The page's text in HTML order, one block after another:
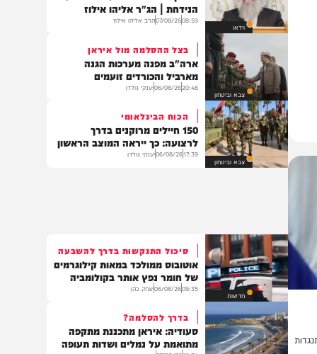
צפו ותחי נפשכם
ורחמך: ביאור נפלא על פרשת עיר
הנידחת | הג"ר אליהו אילוז
08:59
07/08/26הרב אליהו אילוז
צבא וביטחון
בצל ההסלמה מול איראן
ארה"ב מפנה מערכות הגנה
מארביל והכורדים זועמים
20:48
06/08/26יענקי גולדן
הכוח הבינלאומי
150 חיילים מרוקנים בדרך
חדשות
סיכול התנקשות בדרך להשבעה
אוטובוס ממולכד במאות קילוגרמים
של חומר נפץ אותר בקולומביה
09:35
06/08/26 יצחק כהן